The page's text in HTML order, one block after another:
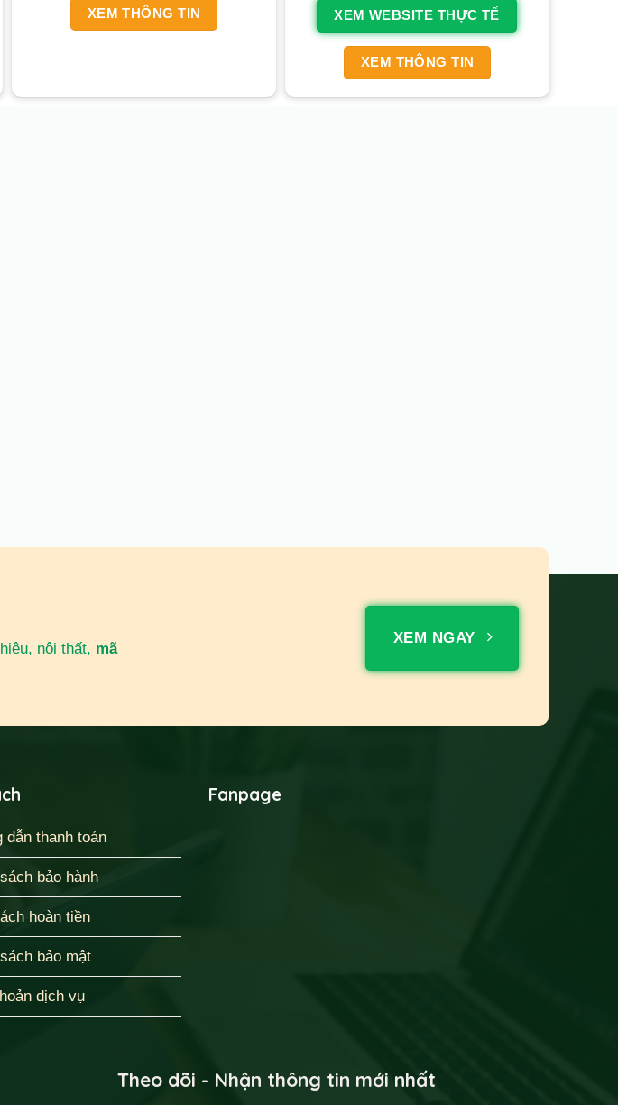
XEM THÔNG TIN XEM WEBSITE THỰC TẾ
XEM THÔNG TIN
nội thất, mã
XEM NGAY
dẫn thanh toán
bảo hành
hoàn tiền
bảo mật
dịch vụ
Fanpage
Theo dõi - Nhận thông tin mới nhất